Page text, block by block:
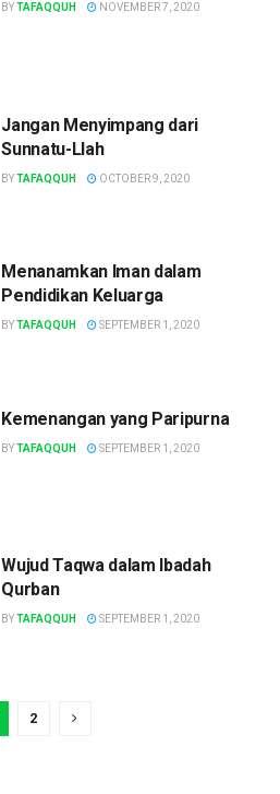
BYTAFAQQUH NOVEMBER 7, 2020
Jangan Menyimpang dari
Sunnatu-Llah
BYTAFAQQUH OCTOBER 9, 2020
Menanamkan Iman dalam
Pendidikan Keluarga
BYTAFAQQUH SEPTEMBER 1, 2020
Kemenangan yang Paripurna
BYTAFAQQUH SEPTEMBER 1, 2020
Wujud Taqwa dalam Ibadah
Qurban
BYTAFAQQUH SEPTEMBER 1, 2020
2